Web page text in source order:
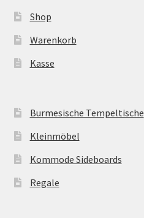
Shop
Warenkorb
Kasse
Burmesische Tempeltische
Kleinmöbel
Kommode Sideboards
Regale